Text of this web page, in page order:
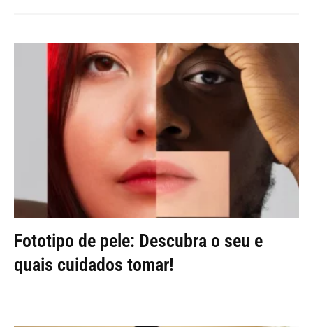
Fototipo de pele: Descubra o seu e
quais cuidados tomar!